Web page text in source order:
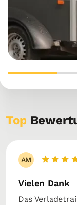
Top
AM
Vielen Dank
Das